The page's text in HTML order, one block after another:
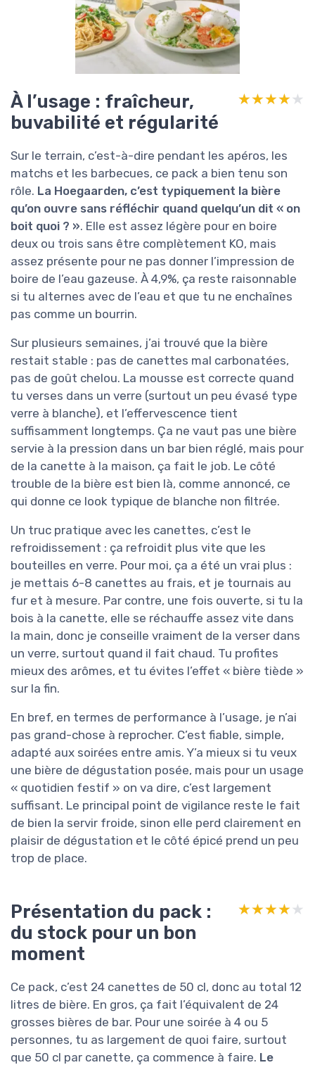
À l’usage : fraîcheur,
buvabilité et régularité
★★★★★
★★★★★
Sur le terrain, c’est-à-dire pendant les apéros, les
matchs et les barbecues, ce pack a bien tenu son
rôle. La Hoegaarden, c’est typiquement la bière
qu’on ouvre sans réfléchir quand quelqu’un dit « on
boit quoi ? ». Elle est assez légère pour en boire
deux ou trois sans être complètement KO, mais
assez présente pour ne pas donner l’impression de
boire de l’eau gazeuse. À 4,9%, ça reste raisonnable
si tu alternes avec de l’eau et que tu ne enchaînes
pas comme un bourrin.
Sur plusieurs semaines, j’ai trouvé que la bière
restait stable : pas de canettes mal carbonatées,
pas de goût chelou. La mousse est correcte quand
tu verses dans un verre (surtout un peu évasé type
verre à blanche), et l’effervescence tient
suffisamment longtemps. Ça ne vaut pas une bière
servie à la pression dans un bar bien réglé, mais pour
de la canette à la maison, ça fait le job. Le côté
trouble de la bière est bien là, comme annoncé, ce
qui donne ce look typique de blanche non filtrée.
Un truc pratique avec les canettes, c’est le
refroidissement : ça refroidit plus vite que les
bouteilles en verre. Pour moi, ça a été un vrai plus :
je mettais 6-8 canettes au frais, et je tournais au
fur et à mesure. Par contre, une fois ouverte, si tu la
bois à la canette, elle se réchauffe assez vite dans
la main, donc je conseille vraiment de la verser dans
un verre, surtout quand il fait chaud. Tu profites
mieux des arômes, et tu évites l’effet « bière tiède »
sur la fin.
En bref, en termes de performance à l’usage, je n’ai
pas grand-chose à reprocher. C’est fiable, simple,
adapté aux soirées entre amis. Y’a mieux si tu veux
une bière de dégustation posée, mais pour un usage
« quotidien festif » on va dire, c’est largement
suffisant. Le principal point de vigilance reste le fait
de bien la servir froide, sinon elle perd clairement en
plaisir de dégustation et le côté épicé prend un peu
trop de place.
Présentation du pack :
du stock pour un bon
moment
★★★★★
★★★★★
Ce pack, c’est 24 canettes de 50 cl, donc au total 12
litres de bière. En gros, ça fait l’équivalent de 24
grosses bières de bar. Pour une soirée à 4 ou 5
personnes, tu as largement de quoi faire, surtout
que 50 cl par canette, ça commence à faire. Le